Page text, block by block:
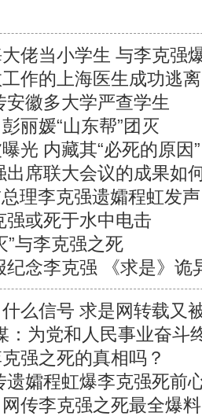
佬当小学生 与李克强
作的上海医生成功逃
徽多大学严查学生
丽媛“山东帮”团灭
光 内藏其“必死的原因”
出席联大会议的成果如
理李克强遗孀程虹发声
或死于水中电击
”与李克强之死
纪念李克强 《求是》诡
么信号 求是网转载又
：为党和人民事业奋斗
强之死的真相吗？
遗孀程虹爆李克强死前
传李克强之死最全爆料